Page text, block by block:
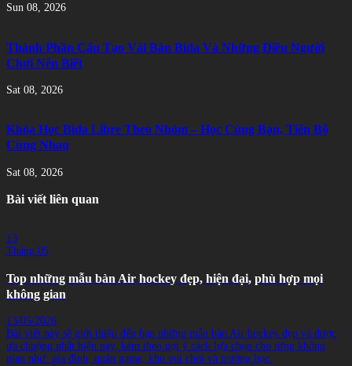
Sun 08, 2026
Thành Phần Cấu Tạo Vải Bàn Bida Và Những Điều Người
Chơi Nên Biết
Sat 08, 2026
Khóa Học Bida Libre Theo Nhóm – Học Cùng Bạn, Tiến Bộ
Cùng Nhau
Sat 08, 2026
Bài viết liên quan
13
Tháng 05
Top những mẫu bàn Air hockey đẹp, hiện đại, phù hợp mọi
không gian
13/05/2026
Bài viết này sẽ giới thiệu đến bạn những mẫu bàn Air hockey đẹp và được
ưa chuộng nhất hiện nay, kèm theo gợi ý cách lựa chọn cho từng không
gian như: gia đình, quán game, khu vui chơi và trường học.